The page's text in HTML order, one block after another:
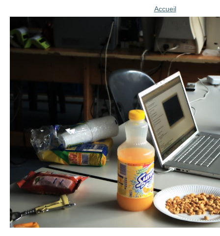
Accueil